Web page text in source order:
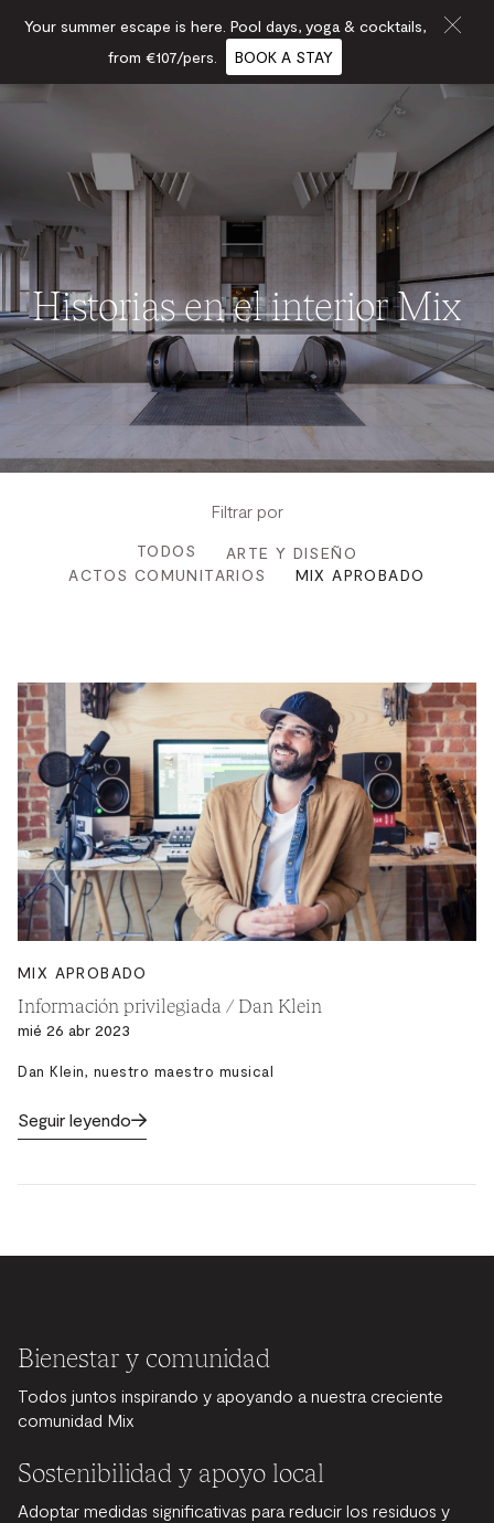
Historias en el interior Mix
Filtrar por
TODOS
ARTE Y DISEÑO
ACTOS COMUNITARIOS
MIX APROBADO
MIX APROBADO
Información privilegiada / Dan Klein
mié 26 abr 2023
Dan Klein, nuestro maestro musical
Seguir leyendo
Bienestar y comunidad
Todos juntos inspirando y apoyando a nuestra creciente
comunidad Mix
Sostenibilidad y apoyo local
Adoptar medidas significativas para reducir los residuos y
Your summer escape is here. Pool days, yoga & cocktails,
from €107/pers.
BOOK A STAY